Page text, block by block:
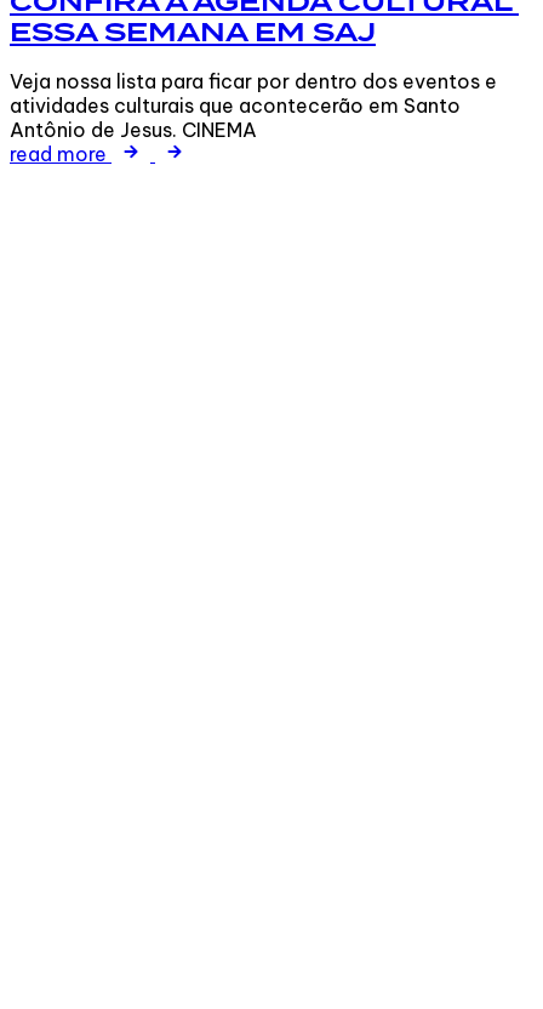
ESSA SEMANA EM SAJ
Veja nossa lista para ficar por dentro dos eventos e
atividades culturais que acontecerão em Santo
Antônio de Jesus. CINEMA
read more